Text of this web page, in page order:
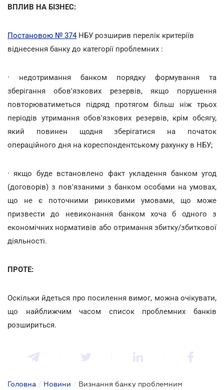
ВПЛИВ НА БІЗНЕС:
Постановою № 374НБУ розширив перелік критеріїв
віднесення банку до категорії проблемних :
· недотримання банком порядку формування та
зберігання обов'язкових резервів, якщо порушення
повторюватиметься підряд протягом більш ніж трьох
періодів утримання обов'язкових резервів, крім обсягу,
який повинен щодня зберігатися на початок
операційного дня на кореспондентському рахунку в НБУ;
· якщо буде встановлено факт укладення банком угод
(договорів) з пов'язаними з банком особами на умовах,
що не є поточними ринковими умовами, що може
призвести до невиконання банком хоча б одного з
економічних нормативів або отримання збитку/збиткової
діяльності.
ПРОТЕ:
Оскільки йдеться про посилення вимог, можна очікувати,
що найближчим часом список проблемних банків
розшириться.
Головна / Новини / Визнання банку проблемним